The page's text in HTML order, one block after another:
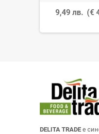
9,49 лв. (€
DELITA TRADE е